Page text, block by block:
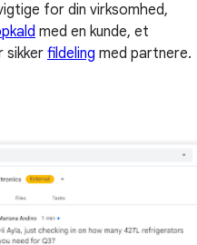
for din virksomhed,
med en kunde, et
sikker fildeling med partnere.